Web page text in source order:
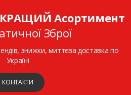
КРАЩИЙ Асортимент
Зброї
знижки, миттєва доставка по
Україні
КОНТАКТИ